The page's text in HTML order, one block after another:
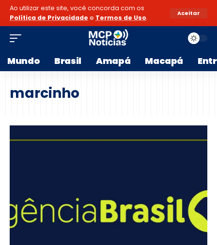
Ao utilizar este site, você concorda com os
Política de Privacidade e Termos de Uso.
Aceitar
Mundo Brasil Amapá Macapá
marcinho